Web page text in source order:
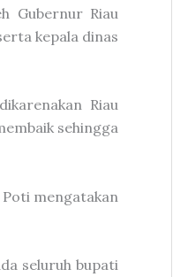
Gubernur Riau
kepala dinas
Riau
sehingga
mengatakan
seluruh bupati